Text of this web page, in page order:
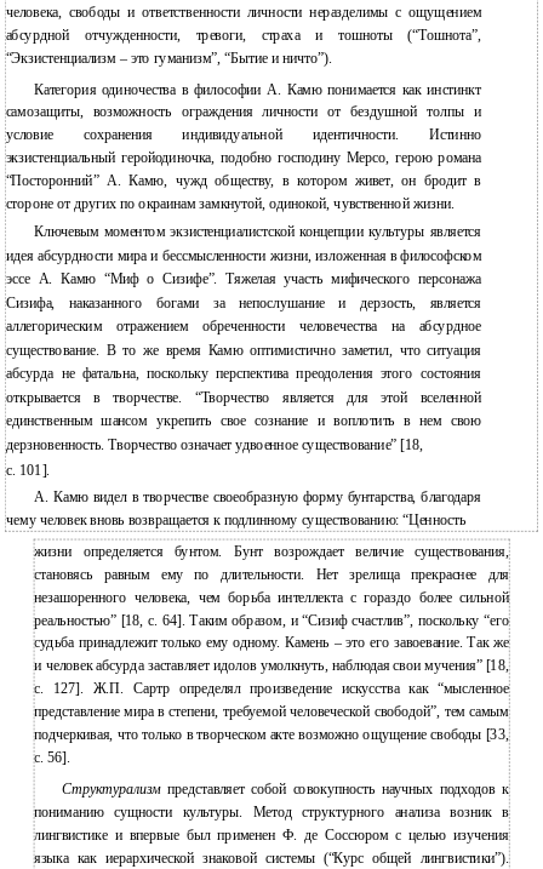
человека, свободы и ответственности личности неразделимы с ощущением
абсурдной отчужденности, тревоги, страха и тошноты (“Тошнота”,
“Экзистенциализм – это гуманизм”, “Бытие и ничто”).
Категория одиночества в философии А. Камю понимается как инстинкт
самозащиты, возможность ограждения личности от бездушной толпы и
условие сохранения индивидуальной идентичности. Истинно
экзистенциальный геройодиночка, подобно господину Мерсо, герою романа
“Посторонний” А. Камю, чужд обществу, в котором живет, он бродит в
стороне от других по окраинам замкнутой, одинокой, чувственной жизни.
Ключевым моментом экзистенциалистской концепции культуры является
идея абсурдности мира и бессмысленности жизни, изложенная в философском
эссе А. Камю “Миф о Сизифе”. Тяжелая участь мифического персонажа
Сизифа, наказанного богами за непослушание и дерзость, является
аллегорическим отражением обреченности человечества на абсурдное
существование. В то же время Камю оптимистично заметил, что ситуация
абсурда не фатальна, поскольку перспектива преодоления этого состояния
открывается в творчестве. “Творчество является для этой вселенной
единственным шансом укрепить свое сознание и воплотить в нем свою
дерзновенность. Творчество означает удвоенное существование” [18,
с. 101].
А. Камю видел в творчестве своеобразную форму бунтарства, благодаря
чему человек вновь возвращается к подлинному существованию: “Ценность
жизни определяется бунтом. Бунт возрождает величие существования,
становясь равным ему по длительности. Нет зрелища прекраснее для
незашоренного человека, чем борьба интеллекта с гораздо более сильной
реальностью” [18, с. 64]. Таким образом, и “Сизиф счастлив”, поскольку “его
судьба принадлежит только ему одному. Камень – это его завоевание. Так же
и человек абсурда заставляет идолов умолкнуть, наблюдая свои мучения” [18,
с. 127]. Ж.П. Сартр определял произведение искусства как “мысленное
представление мира в степени, требуемой человеческой свободой”, тем самым
подчеркивая, что только в творческом акте возможно ощущение свободы [33,
с. 56].
Структурализм представляет собой совокупность научных подходов к
пониманию сущности культуры. Метод структурного анализа возник в
лингвистике и впервые был применен Ф. де Соссюром с целью изучения
языка как иерархической знаковой системы (“Курс общей лингвистики”).